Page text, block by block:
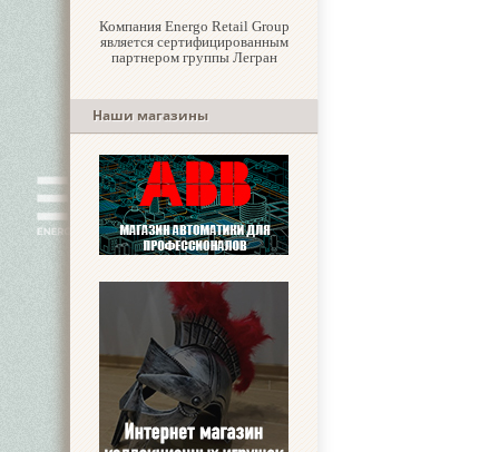
Компания Energo Retail Group
является сертифицированным
партнером группы Легран
Наши магазины